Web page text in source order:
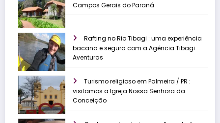
Campos Gerais do Paraná
Rafting no Rio Tibagi : uma experiência
bacana e segura com a Agência Tibagi
Aventuras
Turismo religioso em Palmeira / PR :
visitamos a Igreja Nossa Senhora da
Conceição